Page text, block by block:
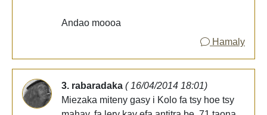
Andao moooa
Hamaly
3. rabaradaka ( 16/04/2014 18:01)
Miezaka miteny gasy i Kolo fa tsy hoe tsy